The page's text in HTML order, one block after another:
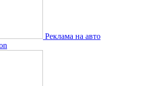
Реклама на авто